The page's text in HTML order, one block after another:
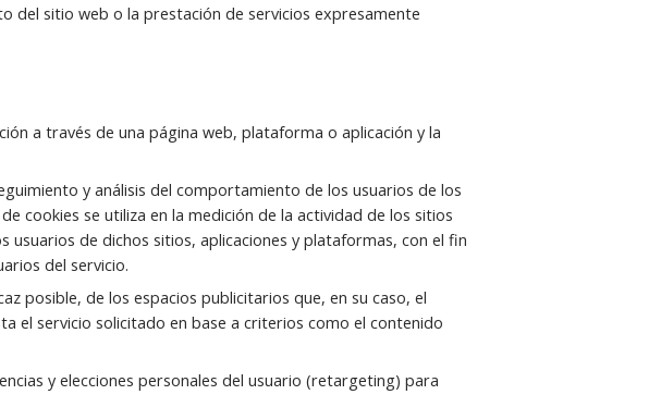
del sitio web o la prestación de servicios expresamente
a través de una página web, plataforma o aplicación y la
y análisis del comportamiento de los usuarios de los
cookies se utiliza en la medición de la actividad de los sitios
de dichos sitios, aplicaciones y plataformas, con el fin
del servicio.
posible, de los espacios publicitarios que, en su caso, el
el servicio solicitado en base a criterios como el contenido
y elecciones personales del usuario (retargeting) para